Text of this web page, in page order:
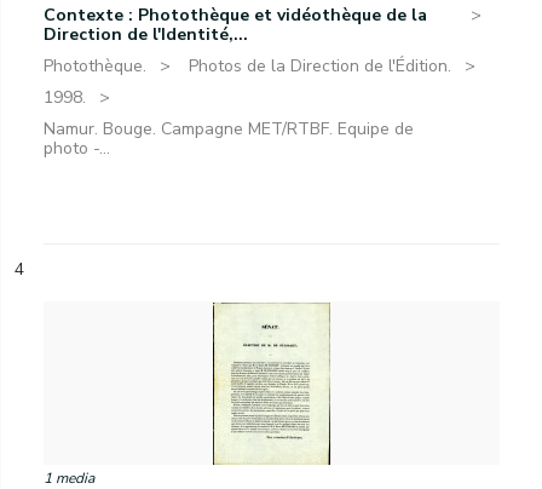
Contexte : Photothèque et vidéothèque de la
Direction de l'Identité,...
Photothèque.
Photos de la Direction de l'Édition.
1998.
Namur. Bouge. Campagne MET/RTBF. Equipe de
photo -...
4
1 media